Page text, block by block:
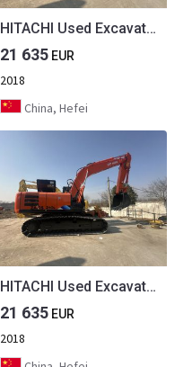
HITACHI Used Excavator ZX210-5G High Quality
21 635 EUR
2018
China, Hefei
HITACHI Used Excavator ZX210-5G High Quality
21 635 EUR
2018